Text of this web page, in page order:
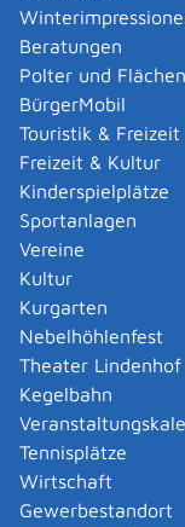
Beratungen
Polter und
BürgerMobil
Touristik & Freizeit
Freizeit & Kultur
Kinderspielplätze
Sportanlagen
Vereine
Kultur
Kurgarten
Nebelhöhlenfest
Theater Lindenhof
Kegelbahn
Tennisplätze
Wirtschaft
Gewerbestandort
bei
der
bei
aktueller
hieraus oder
Lohnarbeiten
Nachweis der
Halters. Das
Fahrzeugen